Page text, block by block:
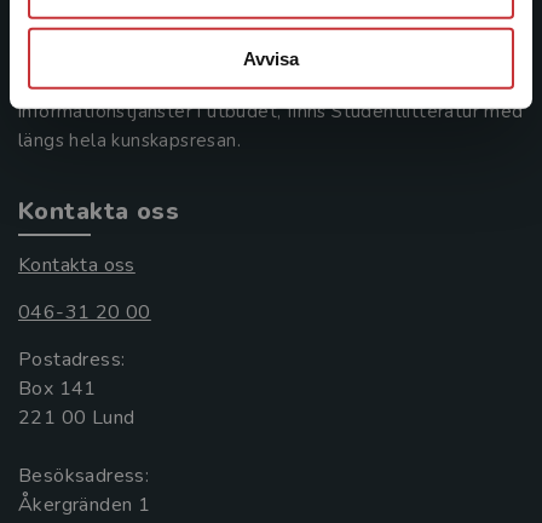
Avvisa
Studentlitteratur grundades 1963 och är idag Sveriges
ledande utbildningsförlag. Med läromedel, kurslitteratur,
facklitteratur, utbildningar och digitala
informationstjänster i utbudet, finns Studentlitteratur med
längs hela kunskapsresan.
Kontakta oss
Kontakta oss
046-31 20 00
Postadress:
Box 141
221 00 Lund
Besöksadress:
Åkergränden 1